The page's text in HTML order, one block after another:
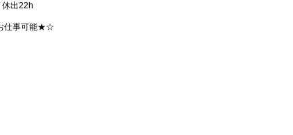
休出22h
仕事可能★☆